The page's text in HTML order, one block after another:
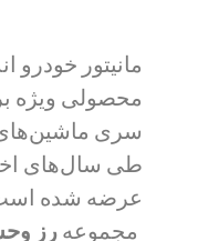
محصولی ویژه
سری ماشین‌های
طی سال‌های اخیر
عرضه شده
مجموعه رز